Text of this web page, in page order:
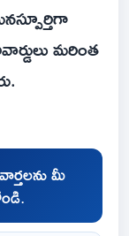
మ‌రింత
మీ